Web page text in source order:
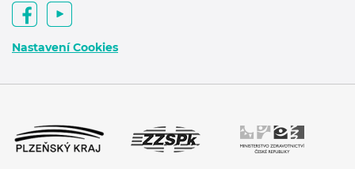
Nastavení Cookies